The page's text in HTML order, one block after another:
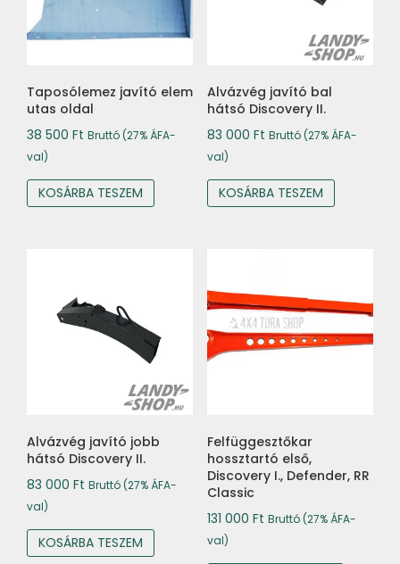
Taposólemez javító elem
utas oldal
38 500 Ft Bruttó (27% ÁFA-
val)
KOSÁRBA TESZEM
Alvázvég javító bal
hátsó Discovery II.
83 000 Ft Bruttó (27% ÁFA-
val)
KOSÁRBA TESZEM
Alvázvég javító jobb
hátsó Discovery II.
83 000 Ft Bruttó (27% ÁFA-
val)
KOSÁRBA TESZEM
Felfüggesztőkar
hossztartó első,
Discovery I., Defender, RR
Classic
131 000 Ft Bruttó (27% ÁFA-
val)